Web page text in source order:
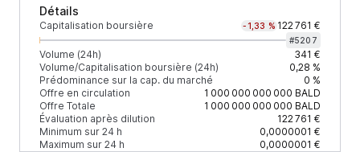
Détails
Capitalisation boursière -1,33 % 122 761 €
#5207
Volume (24h)
341 €
Volume/Capitalisation boursière (24h)
0,28 %
Prédominance sur la cap. du marché
0 %
Offre en circulation
1 000 000 000 000 BALD
Offre Totale
1 000 000 000 000 BALD
Évaluation après dilution
122 761 €
Minimum sur 24 h
0,0000001 €
Maximum sur 24 h
0,0000001 €